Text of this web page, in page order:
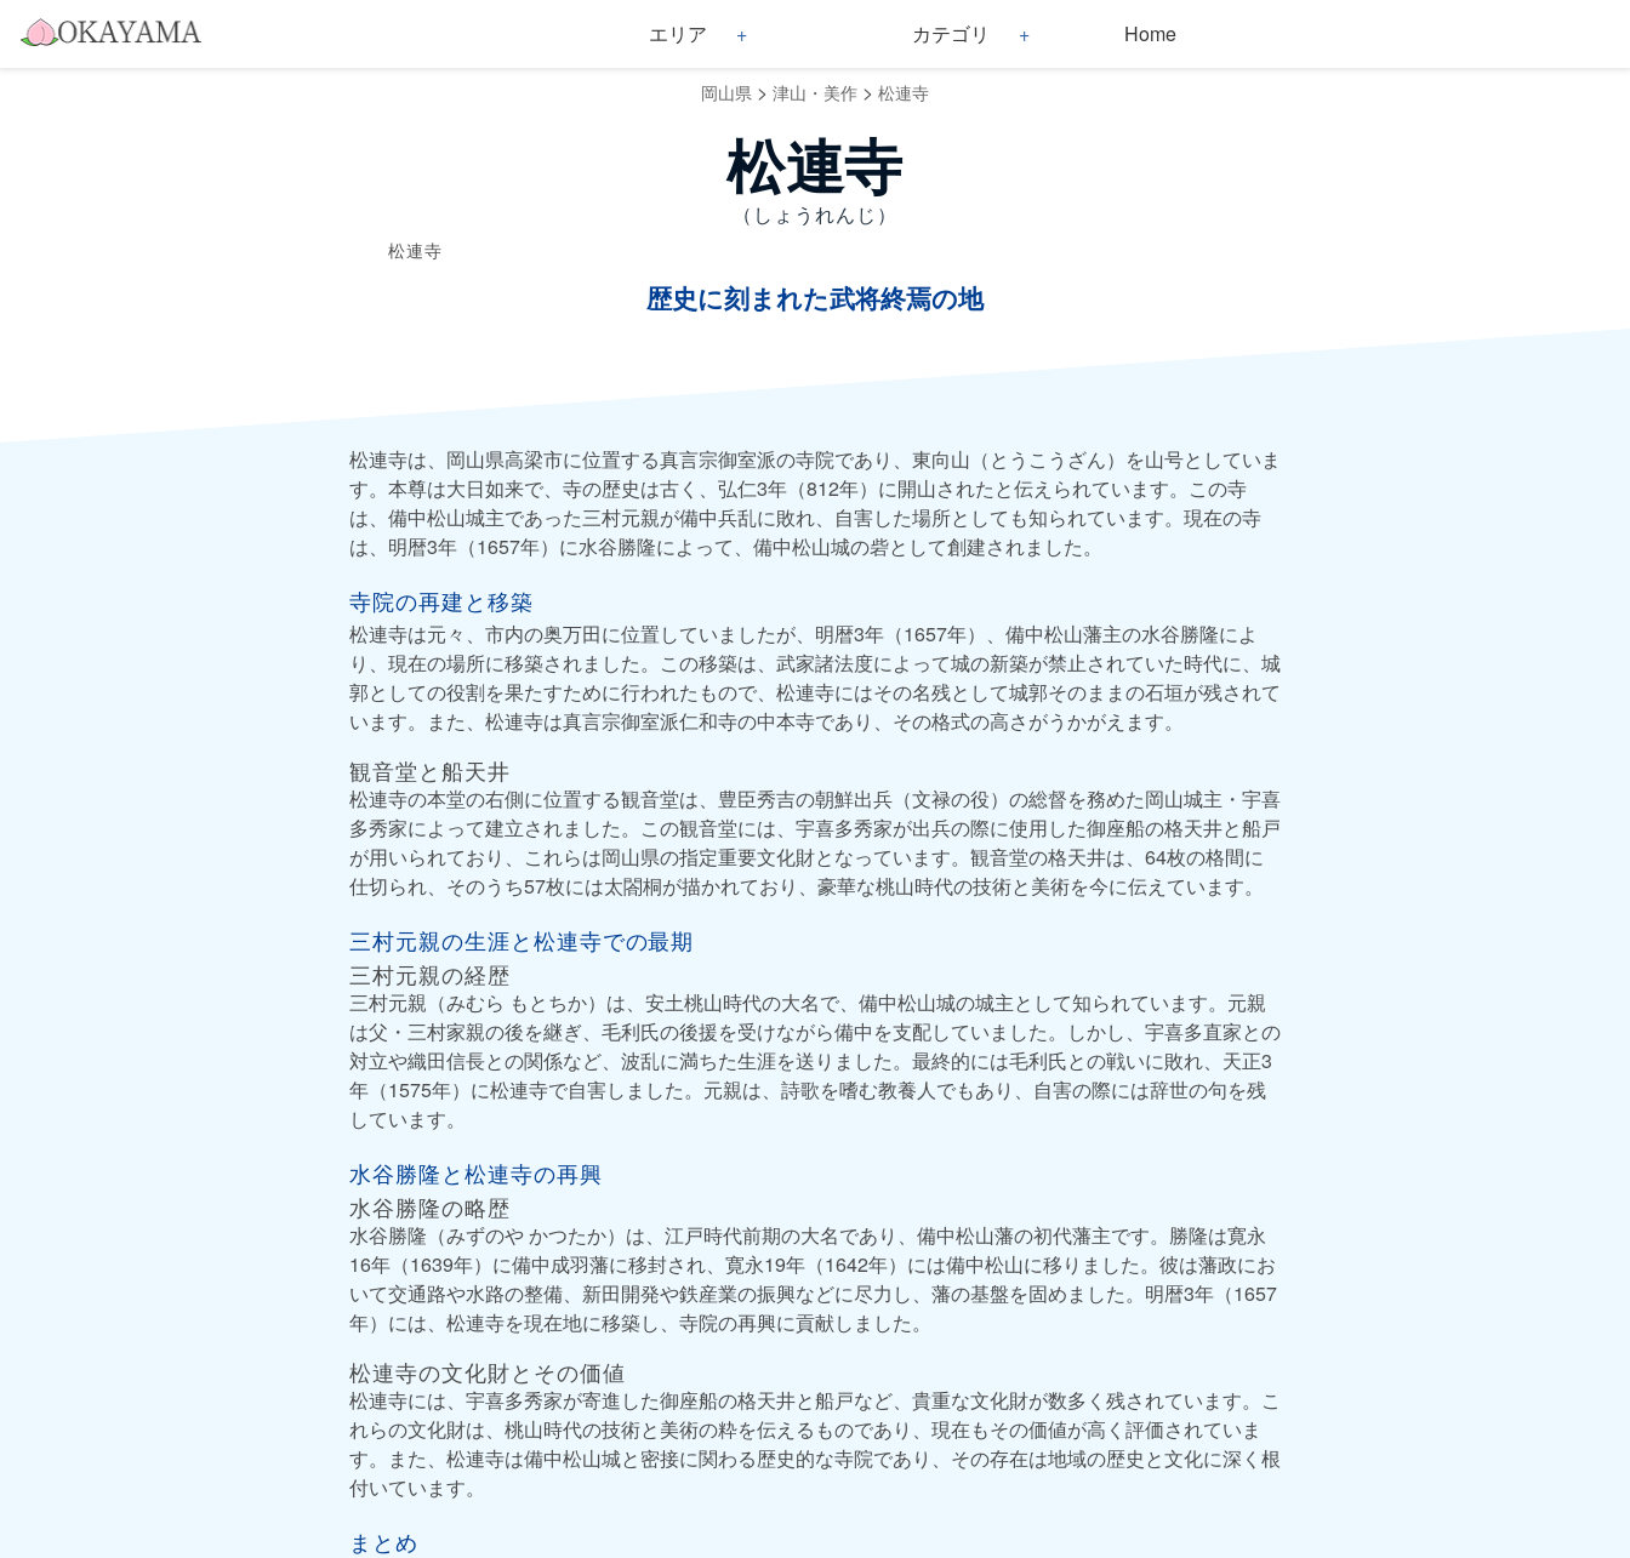
エリア カテゴリ Home
岡山県 > 津山・美作 > 松連寺
松連寺
（しょうれんじ）
松連寺
歴史に刻まれた武将終焉の地
松連寺は、岡山県高梁市に位置する真言宗御室派の寺院であり、東向山（とうこうざん）を山号としていま
す。本尊は大日如来で、寺の歴史は古く、弘仁3年（812年）に開山されたと伝えられています。この寺
は、備中松山城主であった三村元親が備中兵乱に敗れ、自害した場所としても知られています。現在の寺
は、明暦3年（1657年）に水谷勝隆によって、備中松山城の砦として創建されました。
寺院の再建と移築
松連寺は元々、市内の奥万田に位置していましたが、明暦3年（1657年）、備中松山藩主の水谷勝隆によ
り、現在の場所に移築されました。この移築は、武家諸法度によって城の新築が禁止されていた時代に、城
郭としての役割を果たすために行われたもので、松連寺にはその名残として城郭そのままの石垣が残されて
います。また、松連寺は真言宗御室派仁和寺の中本寺であり、その格式の高さがうかがえます。
観音堂と船天井
松連寺の本堂の右側に位置する観音堂は、豊臣秀吉の朝鮮出兵（文禄の役）の総督を務めた岡山城主・宇喜
多秀家によって建立されました。この観音堂には、宇喜多秀家が出兵の際に使用した御座船の格天井と船戸
が用いられており、これらは岡山県の指定重要文化財となっています。観音堂の格天井は、64枚の格間に
仕切られ、そのうち57枚には太閤桐が描かれており、豪華な桃山時代の技術と美術を今に伝えています。
三村元親の生涯と松連寺での最期
三村元親の経歴
三村元親（みむら もとちか）は、安土桃山時代の大名で、備中松山城の城主として知られています。元親
は父・三村家親の後を継ぎ、毛利氏の後援を受けながら備中を支配していました。しかし、宇喜多直家との
対立や織田信長との関係など、波乱に満ちた生涯を送りました。最終的には毛利氏との戦いに敗れ、天正3
年（1575年）に松連寺で自害しました。元親は、詩歌を嗜む教養人でもあり、自害の際には辞世の句を残
しています。
水谷勝隆と松連寺の再興
水谷勝隆の略歴
水谷勝隆（みずのや かつたか）は、江戸時代前期の大名であり、備中松山藩の初代藩主です。勝隆は寛永
16年（1639年）に備中成羽藩に移封され、寛永19年（1642年）には備中松山に移りました。彼は藩政にお
いて交通路や水路の整備、新田開発や鉄産業の振興などに尽力し、藩の基盤を固めました。明暦3年（1657
年）には、松連寺を現在地に移築し、寺院の再興に貢献しました。
松連寺の文化財とその価値
松連寺には、宇喜多秀家が寄進した御座船の格天井と船戸など、貴重な文化財が数多く残されています。こ
れらの文化財は、桃山時代の技術と美術の粋を伝えるものであり、現在もその価値が高く評価されていま
す。また、松連寺は備中松山城と密接に関わる歴史的な寺院であり、その存在は地域の歴史と文化に深く根
付いています。
まとめ